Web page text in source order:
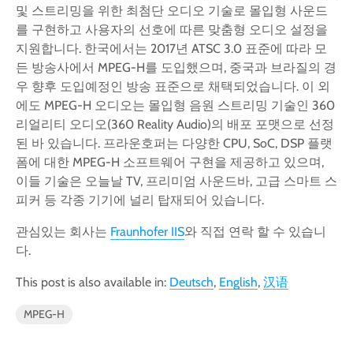
및 스트리밍을 위한 최첨단 오디오 기술로 몰입형 사운드
를 구현하고 사용자의 선호에 따른 맞춤형 오디오 설정을
지원합니다. 한국에서는 2017년 ATSC 3.0 표준에 따라 모
든 방송사에서 MPEG-H를 도입했으며, 중국과 브라질의 경
우 향후 도입예정인 방송 표준으로 채택되었습니다. 이 외
에도 MPEG-H 오디오는 몰입형 음원 스트리밍 기술인 360
리얼리티 오디오(360 Reality Audio)의 배포 포맷으로 선정
된 바 있습니다. 프라운호퍼는 다양한 CPU, SoC, DSP 플랫
폼에 대한 MPEG-H 소프트웨어 구현을 제공하고 있으며,
이들 기술은 오늘날 TV, 프리미엄 사운드바, 고급 스마트 스
피커 등 각종 기기에 널리 탑재되어 있습니다.
관심있는 회사는 Fraunhofer IIS와 직접 연락 할 수 있습니
다.
This post is also available in: Deutsch English 汉语
MPEG-H